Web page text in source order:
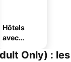
Hôtels
avec
Only) : les